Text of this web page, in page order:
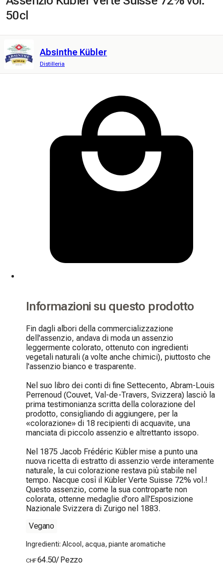
50cl
Absinthe Kübler
Distilleria
Informazioni su questo prodotto
Fin dagli albori della commercializzazione
dell'assenzio, andava di moda un assenzio
leggermente colorato, ottenuto con ingredienti
vegetali naturali (a volte anche chimici), piuttosto che
l'assenzio bianco e trasparente.
Nel suo libro dei conti di fine Settecento, Abram-Louis
Perrenoud (Couvet, Val-de-Travers, Svizzera) lasciò la
prima testimonianza scritta della colorazione del
prodotto, consigliando di aggiungere, per la
«colorazione» di 18 recipienti di acquavite, una
manciata di piccolo assenzio e altrettanto issopo.
Nel 1875 Jacob Frédéric Kübler mise a punto una
nuova ricetta di estratto di assenzio verde interamente
naturale, la cui colorazione restava più stabile nel
tempo. Nacque così il Kübler Verte Suisse 72% vol.!
Questo assenzio, come la sua controparte non
colorata, ottenne medaglie d'oro all'Esposizione
Nazionale Svizzera di Zurigo nel 1883.
Vegano
Ingredienti: Alcool, acqua, piante aromatiche
CHF64.50/ Pezzo